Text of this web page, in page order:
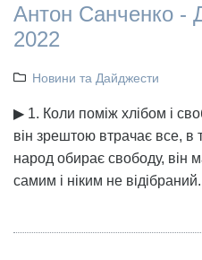
Антон Санченко -
2022
Новини та Дайджести
▶ 1. Коли поміж хлібом і
він зрештою втрачає все, в
народ обирає свободу, він
самим і ніким не